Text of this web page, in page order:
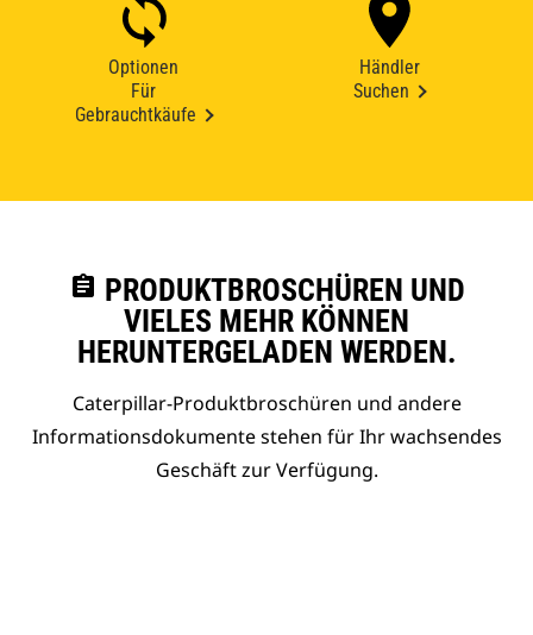
Optionen
Für
Gebrauchtkäufe
Händler
Suchen
assignment PRODUKTBROSCHÜREN UND
VIELES MEHR KÖNNEN
HERUNTERGELADEN WERDEN.
Caterpillar-Produktbroschüren und andere
Informationsdokumente stehen für Ihr wachsendes
Geschäft zur Verfügung.